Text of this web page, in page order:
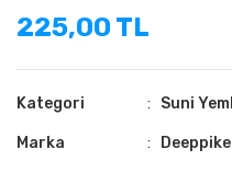
225,00 TL
Kategori Suni
Marka Deeppike